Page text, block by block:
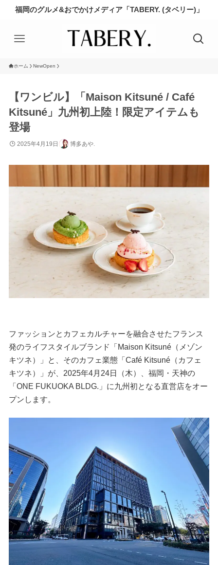
福岡のグルメ&おでかけメディア「TABERY. (タベリー)」
ホーム NewOpen
【ワンビル】「Maison Kitsuné / Café
Kitsuné」九州初上陸！限定アイテムも
登場
2025年4月19日 博多あや.
ファッションとカフェカルチャーを融合させたフランス
発のライフスタイルブランド「Maison Kitsuné（メゾン
キツネ）」と、そのカフェ業態「Café Kitsuné（カフェ
キツネ）」が、2025年4月24日（木）、福岡・天神の
「ONE FUKUOKA BLDG.」に九州初となる直営店をオー
プンします。